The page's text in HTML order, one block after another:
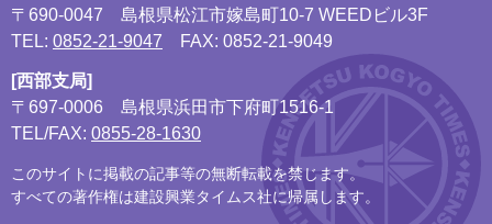
〒690-0047
島根県松江市嫁島町10-7 WEEDビル3F
TEL: 0852-21-9047 FAX: 0852-21-9049
[西部支局]
〒697-0006
島根県浜田市下府町1516-1
TEL/FAX: 0855-28-1630
このサイトに掲載の記事等の無断転載を禁じます。
すべての著作権は建設興業タイムス社に帰属します。